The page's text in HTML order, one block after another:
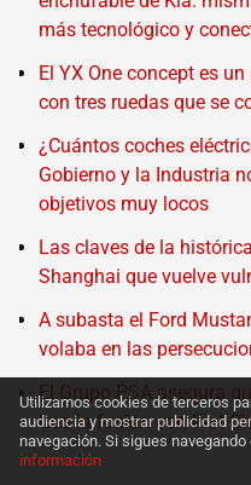
más tecnológico y
El YX One concept es
con tres ruedas que se
¿Cuántos coches
Gobierno y la Industria
objetivos muy locos
Las claves de la
Shanghai que vuelve
A subasta el Ford
volaba en las
El Grupo PSA asegura
tras la fusión con Fiat
Utilizamos cookies de terceros
audiencia y mostrar publicidad
navegación. Si sigues
información